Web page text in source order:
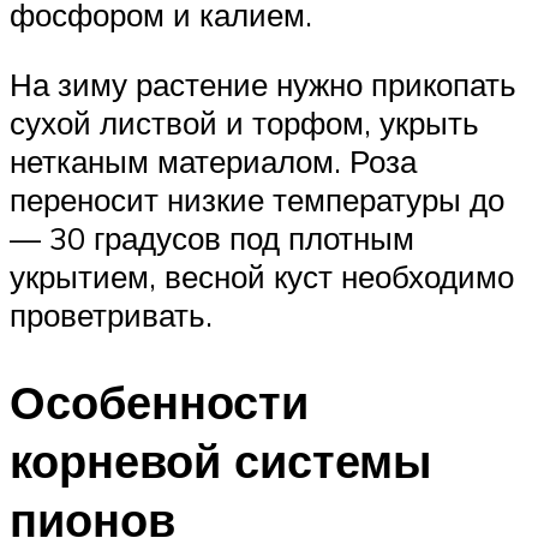
фосфором и калием.
На зиму растение нужно прикопать
сухой листвой и торфом, укрыть
нетканым материалом. Роза
переносит низкие температуры до
— 30 градусов под плотным
укрытием, весной куст необходимо
проветривать.
Особенности
корневой системы
пионов